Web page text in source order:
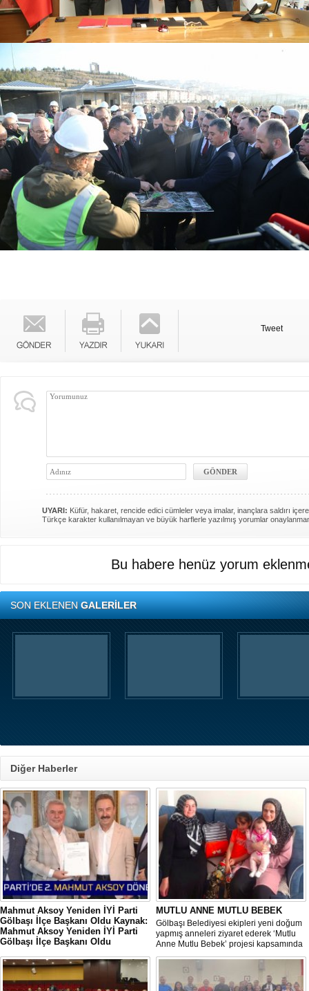
Tweet
UYARI: Küfür, hakaret, rencide edici cümleler veya imalar, inançlara saldırı
Türkçe karakter kullanılmayan ve büyük harflerle yazılmış yorumlar
Bu habere henüz yorum
SON EKLENENGALERİLER
Diğer Haberler
Mahmut Aksoy Yeniden İYİ Parti
Gölbaşı İlçe Başkanı Oldu Kaynak:
Mahmut Aksoy Yeniden İYİ Parti
Gölbaşı İlçe Başkanı Oldu
Mahmut Aksoy Yeniden İYİ Parti Gölbaşı
İlçe Başkanı Oldu
MUTLU ANNE MUTLU BEBEK
Gölbaşı Belediyesi ekipleri yeni doğum
yapmış anneleri ziyaret ederek ‘Mutlu
Anne Mutlu Bebek’ projesi kapsamında
hem içerisinde doğum sonrası temel
ediyor hem de uygulamalı eğitim
veriyor.